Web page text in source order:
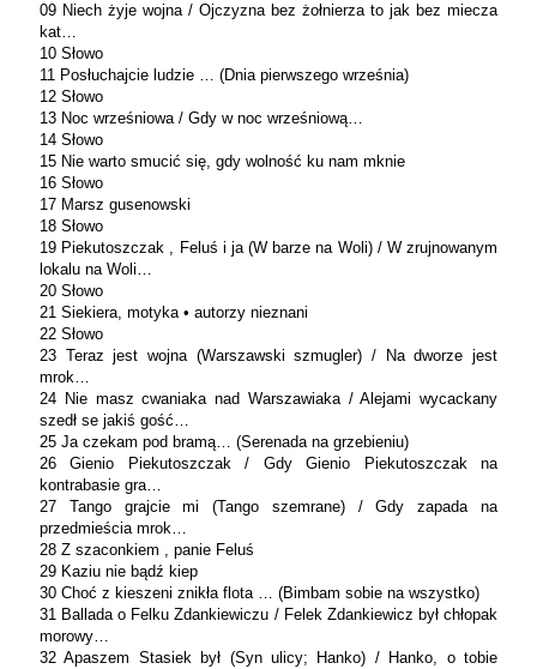
09 Niech żyje wojna / Ojczyzna bez żołnierza to jak bez miecza
kat…
10 Słowo
11 Posłuchajcie ludzie … (Dnia pierwszego września)
12 Słowo
13 Noc wrześniowa / Gdy w noc wrześniową…
14 Słowo
15 Nie warto smucić się, gdy wolność ku nam mknie
16 Słowo
17 Marsz gusenowski
18 Słowo
19 Piekutoszczak , Feluś i ja (W barze na Woli) / W zrujnowanym
lokalu na Woli…
20 Słowo
21 Siekiera, motyka • autorzy nieznani
22 Słowo
23 Teraz jest wojna (Warszawski szmugler) / Na dworze jest
mrok…
24 Nie masz cwaniaka nad Warszawiaka / Alejami wycackany
szedł se jakiś gość…
25 Ja czekam pod bramą… (Serenada na grzebieniu)
26 Gienio Piekutoszczak / Gdy Gienio Piekutoszczak na
kontrabasie gra…
27 Tango grajcie mi (Tango szemrane) / Gdy zapada na
przedmieścia mrok…
28 Z szaconkiem , panie Feluś
29 Kaziu nie bądź kiep
30 Choć z kieszeni znikła flota … (Bimbam sobie na wszystko)
31 Ballada o Felku Zdankiewiczu / Felek Zdankiewicz był chłopak
morowy…
32 Apaszem Stasiek był (Syn ulicy; Hanko) / Hanko, o tobie